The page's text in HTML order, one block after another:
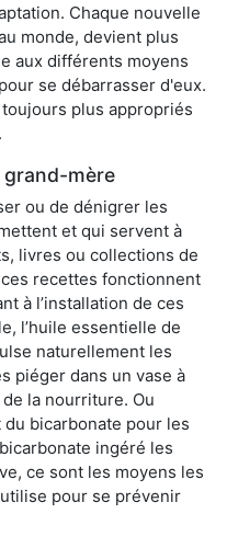
Chaque nouvelle
monde, devient plus
aux différents moyens
se débarrasser d'eux.
plus appropriés
grand-mère
ou de dénigrer les
et qui servent à
livres ou collections de
recettes fonctionnent
à l’installation de ces
l’huile essentielle de
naturellement les
piéger dans un vase à
la nourriture. Ou
bicarbonate pour les
ingéré les
ce sont les moyens les
pour se prévenir